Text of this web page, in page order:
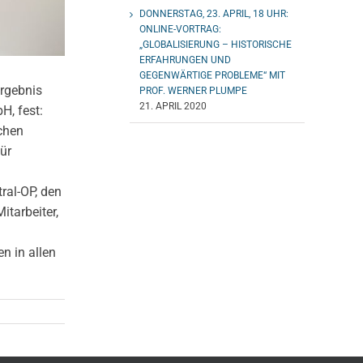
fest:
OP, den
in allen
DONNERSTAG, 23. APRIL, 18 UHR:
ONLINE-VORTRAG:
„GLOBALISIERUNG – HISTORISCHE
ERFAHRUNGEN UND
GEGENWÄRTIGE PROBLEME“ MIT
PROF. WERNER PLUMPE
21. APRIL 2020